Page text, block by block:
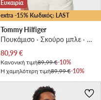
extra -15% Κωδικός: LAST
Ευκαιρία
Tommy Hilfiger
Πουκάμισο · Σκούρο μπλε · Regular Fit
Τρέχουσα τιμή
80,99€
Κανονική τιμή89,99 €-10%
Η χαμηλότερη τιμή89,99 €-10%